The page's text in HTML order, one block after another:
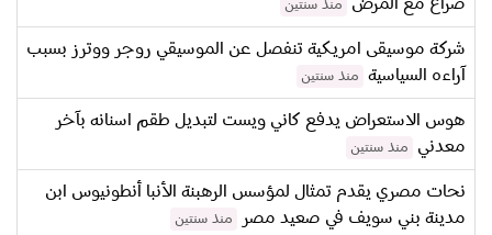
صراع مع المرض
منذ سنتين
شركة موسيقى امريكية تنفصل عن الموسيقي روجر ووترز بسبب
آراءه السياسية
منذ سنتين
هوس الاستعراض يدفع كاني ويست لتبديل طقم اسنانه بآخر
معدني
منذ سنتين
نحات مصري يقدم تمثال لمؤسس الرهبنة الأنبا أنطونيوس ابن
مدينة بني سويف في صعيد مصر
منذ سنتين